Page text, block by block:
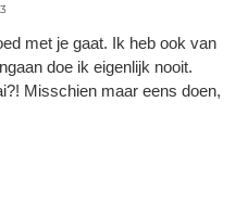
met je gaat. Ik heb ook van
doe ik eigenlijk nooit.
Misschien maar eens doen,